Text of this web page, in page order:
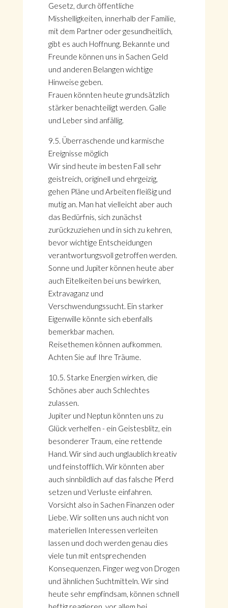
ÜBER AVANTGART.DE
IMPRESSUM & DATENSCHUTZ
Gesetz, durch öffentliche
Misshelligkeiten, innerhalb der Familie,
mit dem Partner oder gesundheitlich,
gibt es auch Hoffnung. Bekannte und
Freunde können uns in Sachen Geld
und anderen Belangen wichtige
Hinweise geben.
Frauen könnten heute grundsätzlich
stärker benachteiligt werden. Galle
und Leber sind anfällig.
9.5. Überraschende und karmische
Ereignisse möglich
Wir sind heute im besten Fall sehr
geistreich, originell und ehrgeizig,
gehen Pläne und Arbeiten fleißig und
mutig an. Man hat vielleicht aber auch
das Bedürfnis, sich zunächst
zurückzuziehen und in sich zu kehren,
bevor wichtige Entscheidungen
verantwortungsvoll getroffen werden.
Sonne und Jupiter können heute aber
auch Eitelkeiten bei uns bewirken,
Extravaganz und
Verschwendungssucht. Ein starker
Eigenwille könnte sich ebenfalls
bemerkbar machen.
Reisethemen können aufkommen.
Achten Sie auf Ihre Träume.
10.5. Starke Energien wirken, die
Schönes aber auch Schlechtes
zulassen.
Jupiter und Neptun könnten uns zu
Glück verhelfen - ein Geistesblitz, ein
besonderer Traum, eine rettende
Hand. Wir sind auch unglaublich kreativ
und feinstofflich. Wir könnten aber
auch sinnbildlich auf das falsche Pferd
setzen und Verluste einfahren.
Vorsicht also in Sachen Finanzen oder
Liebe. Wir sollten uns auch nicht von
materiellen Interessen verleiten
lassen und doch werden genau dies
viele tun mit entsprechenden
Konsequenzen. Finger weg von Drogen
und ähnlichen Suchtmitteln. Wir sind
heute sehr empfindsam, können schnell